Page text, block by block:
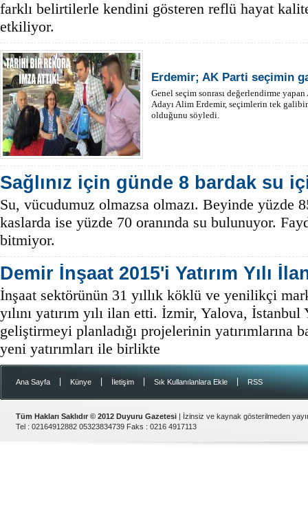
farklı belirtilerle kendini gösteren reflü hayat
etkiliyor.
Erdemir; AK Parti seçimin
Genel seçim sonrası değerlendirme
Adayı Alim Erdemir, seçimlerin tek
olduğunu söyledi.
Sağlınız için günde 8 bardak su
Su, vücudumuz olmazsa olmazı. Beyinde yüzde
kaslarda ise yüzde 70 oranında su bulunuyor.
bitmiyor.
Demir İnşaat 2015'i Yatırım Yılı
İnşaat sektörünün 31 yıllık köklü ve yenilikçi
yılını yatırım yılı ilan etti. İzmir, Yalova,
geliştirmeyi planladığı projelerinin yatırımlarına
yeni yatırımları ile birlikte
Ana Sayfa Künye İletişim Sık Kullanılanlara Ekle | RSS
Tüm Hakları Saklıdır © 2012 Duyuru Gazetesi | İzinsiz ve kaynak gösterilmeden
Tel : 02164912882 05323834739 Faks : 0216 4917113